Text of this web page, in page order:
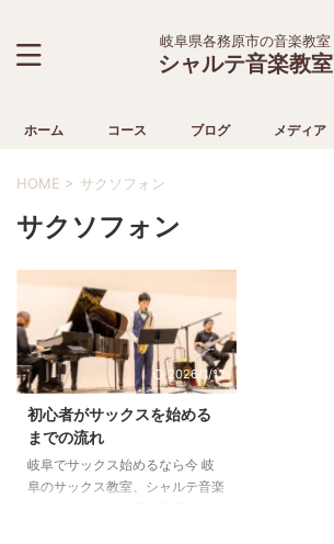
岐阜県各務原市の音楽教室
シャルテ音楽教室
ホーム コース ブログ メディア
HOME > サクソフォン
サクソフォン
2026/1/12
初心者がサックスを始める
までの流れ
岐阜でサックス始めるなら今 岐
阜のサックス教室、シャルテ音楽